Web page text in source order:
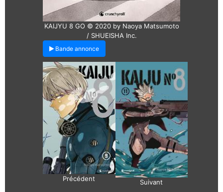
KAIJYU 8 GO © 2020 by Naoya Matsumoto
/ SHUEISHA Inc.
Bande annonce
Précédent
Suivant